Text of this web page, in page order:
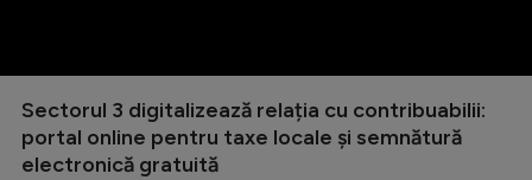
Sectorul 3 digitalizează relația cu contribuabilii:
portal online pentru taxe locale și semnătură
electronică gratuită